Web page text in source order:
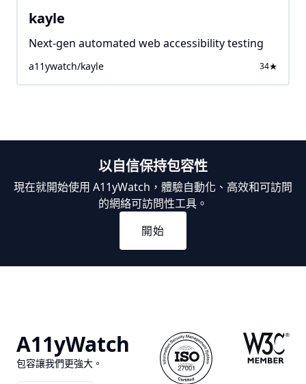
kayle
Next-gen automated web accessibility testing
a11ywatch/kayle 34
以自信保持包容性
現在就開始使用 A11yWatch，體驗自動化、高效和可訪問
的網絡可訪問性工具。
開始
A11yWatch
包容讓我們更強大。